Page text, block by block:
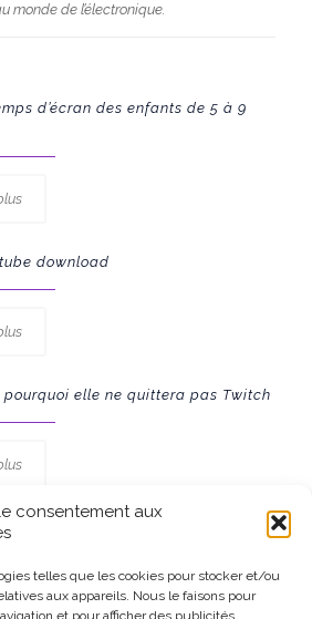
consentement aux
telles que les cookies pour stocker et/ou
aux appareils. Nous le faisons pour
et pour afficher des publicités
monde de l’électronique.
d’écran des enfants de 5 à 9
download
pourquoi elle ne quittera pas Twitch
Partenaires d’Amazon EU, un